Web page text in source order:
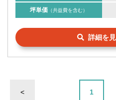
坪単価 （共益費を含む）
詳細を
< 1